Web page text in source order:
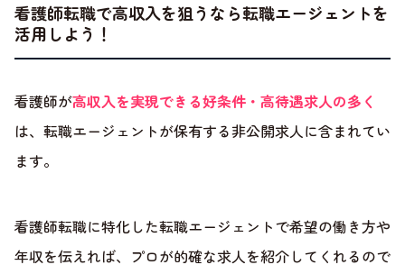
看護師転職で高収入を狙うなら転職エージェントを
活用しよう！
看護師が高収入を実現できる好条件・高待遇求人の多く
は、転職エージェントが保有する非公開求人に含まれてい
ます。
看護師転職に特化した転職エージェントで希望の働き方や
年収を伝えれば、プロが的確な求人を紹介してくれるので